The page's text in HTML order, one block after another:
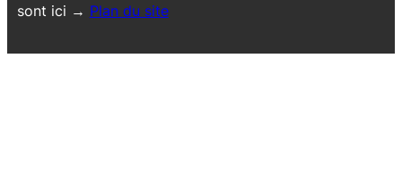
sont ici → Plan du site